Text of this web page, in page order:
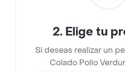
2. Elige tu
Si deseas realizar un
Colado Pollo